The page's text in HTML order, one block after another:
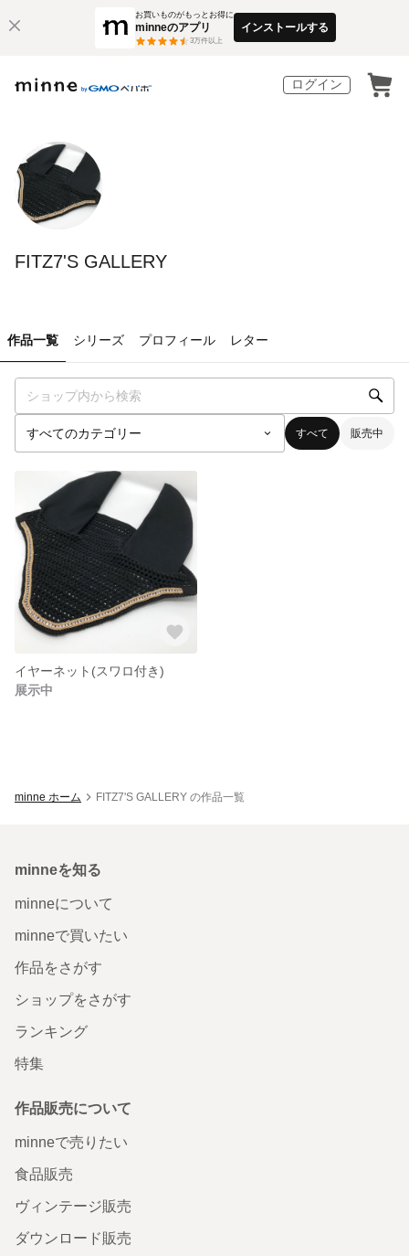
お買いものがもっとお得に
minneのアプリ
3万件以上
インストールする
ログイン
FITZ7'S GALLERY
作品一覧 シリーズ プロフィール レター
すべて 販売中
イヤーネット(スワロ付き)
展示中
minne ホーム FITZ7'S GALLERY の作品一覧
minneを知る
minneについて
minneで買いたい
作品をさがす
ショップをさがす
ランキング
特集
作品販売について
minneで売りたい
食品販売
ヴィンテージ販売
ダウンロード販売